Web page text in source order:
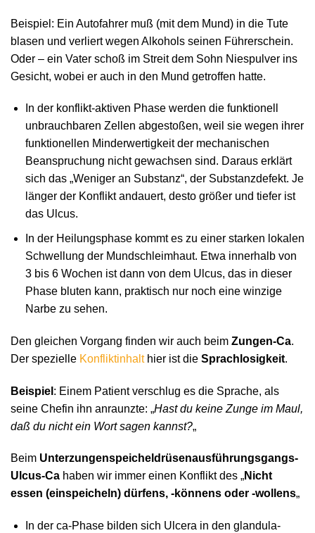
Beispiel: Ein Autofahrer muß (mit dem Mund) in die Tute
blasen und verliert wegen Alkohols seinen Führerschein.
Oder – ein Vater schoß im Streit dem Sohn Niespulver ins
Gesicht, wobei er auch in den Mund getroffen hatte.
In der konflikt-aktiven Phase werden die funktionell
unbrauchbaren Zellen abgestoßen, weil sie wegen ihrer
funktionellen Minderwertigkeit der mechanischen
Beanspruchung nicht gewachsen sind. Daraus erklärt
sich das „Weniger an Substanz“, der Substanzdefekt. Je
länger der Konflikt andauert, desto größer und tiefer ist
das Ulcus.
In der Heilungsphase kommt es zu einer starken lokalen
Schwellung der Mundschleimhaut. Etwa innerhalb von
3 bis 6 Wochen ist dann von dem Ulcus, das in dieser
Phase bluten kann, praktisch nur noch eine winzige
Narbe zu sehen.
Den gleichen Vorgang finden wir auch beim Zungen-Ca.
Der spezielle Konfliktinhalthier ist die Sprachlosigkeit.
Beispiel : Einem Patient verschlug es die Sprache, als
seine Chefin ihn anraunzte: „Hast du keine Zunge im Maul,
daß du nicht ein Wort sagen kannst?„
Beim Unterzungenspeicheldrüsenausführungsgangs-
Ulcus-Ca haben wir immer einen Konflikt des „Nicht
essen (einspeicheln) dürfens, -könnens oder -wollens„
In der ca-Phase bilden sich Ulcera in den glandula-